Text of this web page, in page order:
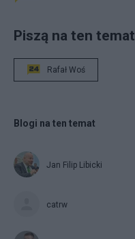
Piszą na ten temat
Rafał Woś
Blogi na ten temat
Jan Filip Libicki
catrw